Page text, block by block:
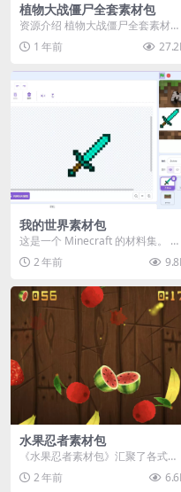
植物大战僵尸全套素材包
资源介绍 植物大战僵尸全套素材
包，包含227个丰富多样的素材，
涵盖角色、背景、动...
1 年前
我的世界素材包
这是一个 Minecraft 的材料集。 操
作方法如下： 工具 → 右箭头 怪物...
2 年前
水果忍者素材包
《水果忍者素材包》汇聚了各式鲜
美诱人的水果图像与清脆悦耳的切
割音效，专为追求极致...
2 年前